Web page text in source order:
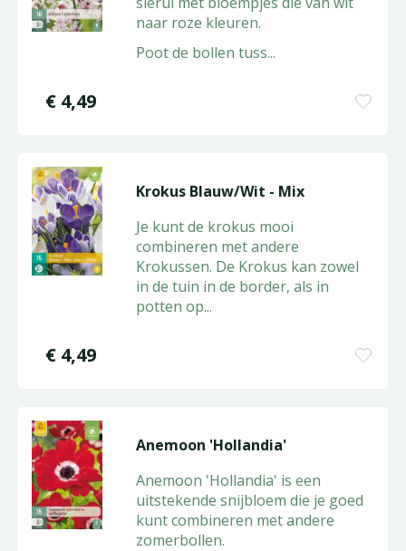
naar roze kleuren.
Poot de bollen tuss...
€ 4,49
Krokus Blauw/Wit - Mix
Je kunt de krokus mooi
combineren met andere
Krokussen. De Krokus kan zowel
in de tuin in de border, als in
potten op...
€ 4,49
Anemoon 'Hollandia'
Anemoon 'Hollandia' is een
uitstekende snijbloem die je goed
kunt combineren met andere
zomerbollen.